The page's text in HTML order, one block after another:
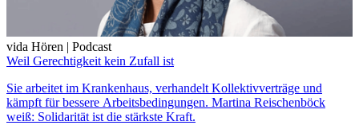
vida Hören | Podcast
Weil Gerechtigkeit kein Zufall ist
Sie arbeitet im Krankenhaus, verhandelt Kollektivverträge und
kämpft für bessere Arbeitsbedingungen. Martina Reischenböck
weiß: Solidarität ist die stärkste Kraft.